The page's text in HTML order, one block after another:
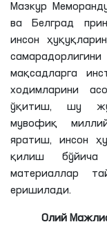
Мазкур
ва Белград
инсон
мақсадларга
ходимларини
ўқитиш, шу
мувофиқ
яратиш, инсон
қилиш бўйича
материаллар
еришилади.
Олий